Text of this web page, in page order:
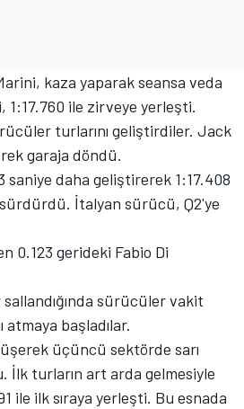
kaza yaparak seansa veda
ile zirveye yerleşti.
turlarını geliştirdiler. Jack
garaja döndü.
daha geliştirerek 1:17.408
İtalyan sürücü, Q2'ye
0.123 gerideki Fabio Di
sürücüler vakit
atmaya başladılar.
üçüncü sektörde sarı
İlk turların art arda gelmesiyle
ile ilk sıraya yerleşti. Bu esnada